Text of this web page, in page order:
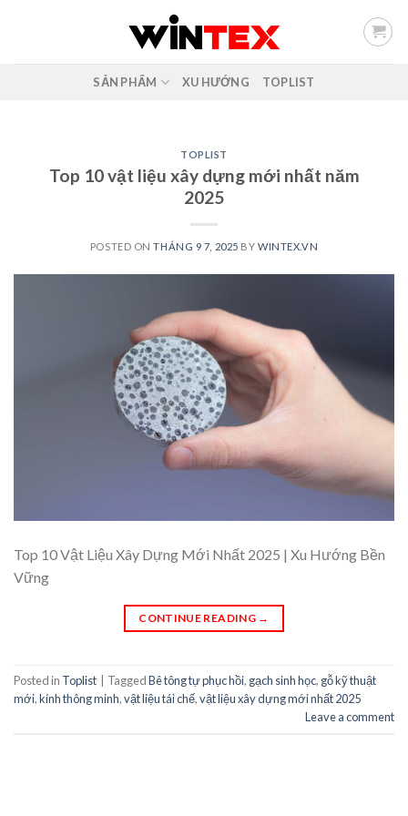
SẢN PHẨM XU HƯỚNG TOPLIST
TOPLIST
Top 10 vật liệu xây dựng mới nhất năm
2025
POSTED ONTHÁNG 9 7, 2025 BYWINTEX.VN
Top 10 Vật Liệu Xây Dựng Mới Nhất 2025 | Xu Hướng Bền
Vững
CONTINUE READING →
Posted in Toplist TaggedBê tông tự phục hồi, gạch sinh học, gỗ kỹ thuật
mới,kính thông minh,vật liệu tái chế,vật liệu xây dựng mới nhất 2025
Leave a comment